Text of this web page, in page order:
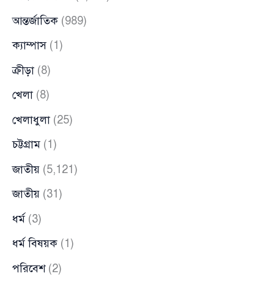
আন্তর্জাতিক (989)
ক্যাম্পাস(1)
ক্রীড়া (8)
খেলা (8)
খেলাধুলা (25)
চট্টগ্রাম (1)
জাতীয় (5,121)
জাতীয় (31)
ধর্ম (3)
ধর্ম বিষয়ক (1)
পরিবেশ(2)